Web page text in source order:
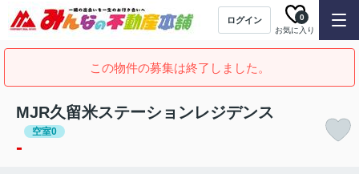
ログイン
お気に入り
0
この物件の募集は終了しました。
MJR久留米ステーションレジデンス
空室0
-